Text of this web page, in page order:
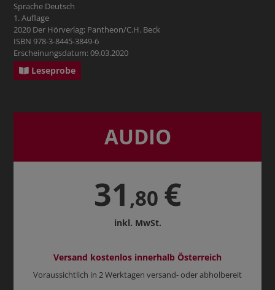
Sprache Deutsch
1. Auflage
2020 Der Hörverlag; Pantheon/C.H. Beck
ISBN 978-3-8445-3849-6
Erscheinungsdatum: 09.03.2020
Leseprobe
AUDIO
31 ,80 €
inkl. MwSt.
Versand kostenlos innerhalb Österreich
Voraussichtlich in 2 Werktagen versand- oder abholbereit